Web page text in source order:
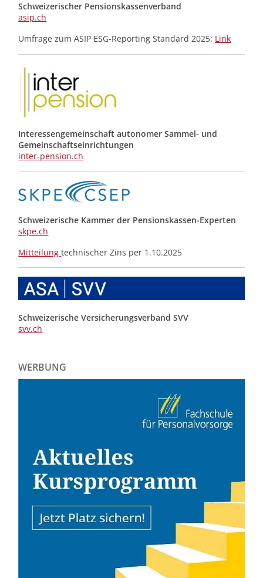
Schweizerischer Pensionskassenverband
asip.ch
Umfrage zum ASIP ESG-Reporting Standard 2025: Link
Interessengemeinschaft autonomer Sammel- und
Gemeinschafts­einrichtungen
inter-pension.ch
Schweizerische Kammer der Pensionskassen-Experten
skpe.ch
Mitteilungtechnischer Zins per 1.10.2025
Schweizerische Versicherungsverband SVV
svv.ch
WERBUNG